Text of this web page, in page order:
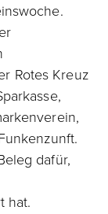
Rotes Kreuz
dafür,
hat.